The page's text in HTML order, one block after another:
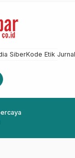
SiberKode Etik